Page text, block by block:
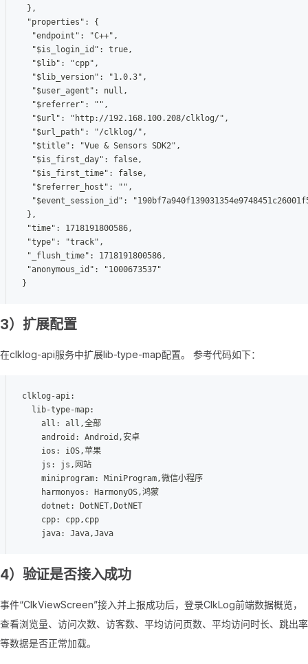
},
"properties": {
  "endpoint": "C++",
  "$is_login_id": true,
  "$lib": "cpp",
  "$lib_version": "1.0.3",
  "$user_agent": null,
  "$referrer": "",
  "$url": "http://192.168.100.208/clklog/",
  "$url_path": "/clklog/",
  "$title": "Vue & Sensors SDK2",
  "$is_first_day": false,
  "$is_first_time": false,
  "$referrer_host": "",
"$event_session_id":
},
"time": 1718191800586,
"type": "track",
"_flush_time": 1718191800586,
"anonymous_id": "1000673537"
}
3）扩展配置
在clklog-api服务中扩展lib-type-map配置。 参考代码如下：
clklog-api:
  lib-type-map:
    all: all,全部
    android: Android,安卓
    ios: iOS,苹果
    js: js,网站
    miniprogram: MiniProgram,微信小程序
    harmonyos: HarmonyOS,鸿蒙
    dotnet: DotNET,DotNET
    cpp: cpp,cpp
    java: Java,Java
4）验证是否接入成功
事件“ClkViewScreen”接入并上报成功后，登录ClkLog前端数据概览，
查看浏览量、访问次数、访客数、平均访问页数、平均访问时长、跳出率
等数据是否正常加载。